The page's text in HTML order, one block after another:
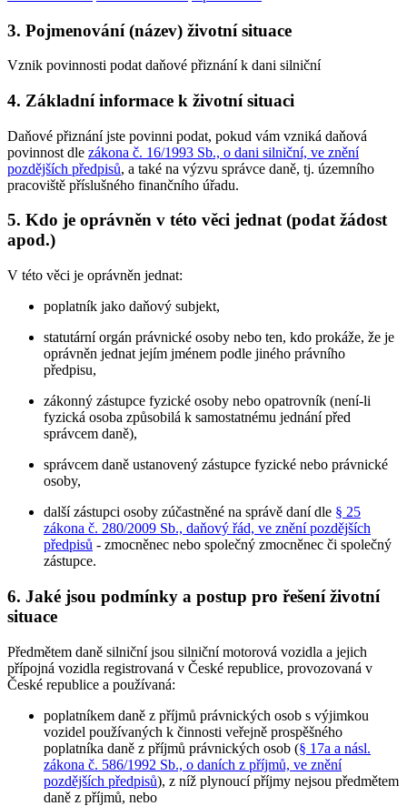
3. Pojmenování (název) životní situace
Vznik povinnosti podat daňové přiznání k dani silniční
4. Základní informace k životní situaci
Daňové přiznání jste povinni podat, pokud vám vzniká daňová
povinnost dle zákona č. 16/1993 Sb., o dani silniční, ve znění
pozdějších předpisů, a také na výzvu správce daně, tj. územního
pracoviště příslušného finančního úřadu.
5. Kdo je oprávněn v této věci jednat (podat žádost
apod.)
V této věci je oprávněn jednat:
poplatník jako daňový subjekt,
statutární orgán právnické osoby nebo ten, kdo prokáže, že je
oprávněn jednat jejím jménem podle jiného právního
předpisu,
zákonný zástupce fyzické osoby nebo opatrovník (není-li
fyzická osoba způsobilá k samostatnému jednání před
správcem daně),
správcem daně ustanovený zástupce fyzické nebo právnické
osoby,
další zástupci osoby zúčastněné na správě daní dle § 25
zákona č. 280/2009 Sb., daňový řád, ve znění pozdějších
předpisů - zmocněnec nebo společný zmocněnec či společný
zástupce.
6. Jaké jsou podmínky a postup pro řešení životní
situace
Předmětem daně silniční jsou silniční motorová vozidla a jejich
přípojná vozidla registrovaná v České republice, provozovaná v
České republice a používaná:
poplatníkem daně z příjmů právnických osob s výjimkou
vozidel používaných k činnosti veřejně prospěšného
poplatníka daně z příjmů právnických osob (§ 17a a násl.
zákona č. 586/1992 Sb., o daních z příjmů, ve znění
pozdějších předpisů), z níž plynoucí příjmy nejsou předmětem
daně z příjmů, nebo